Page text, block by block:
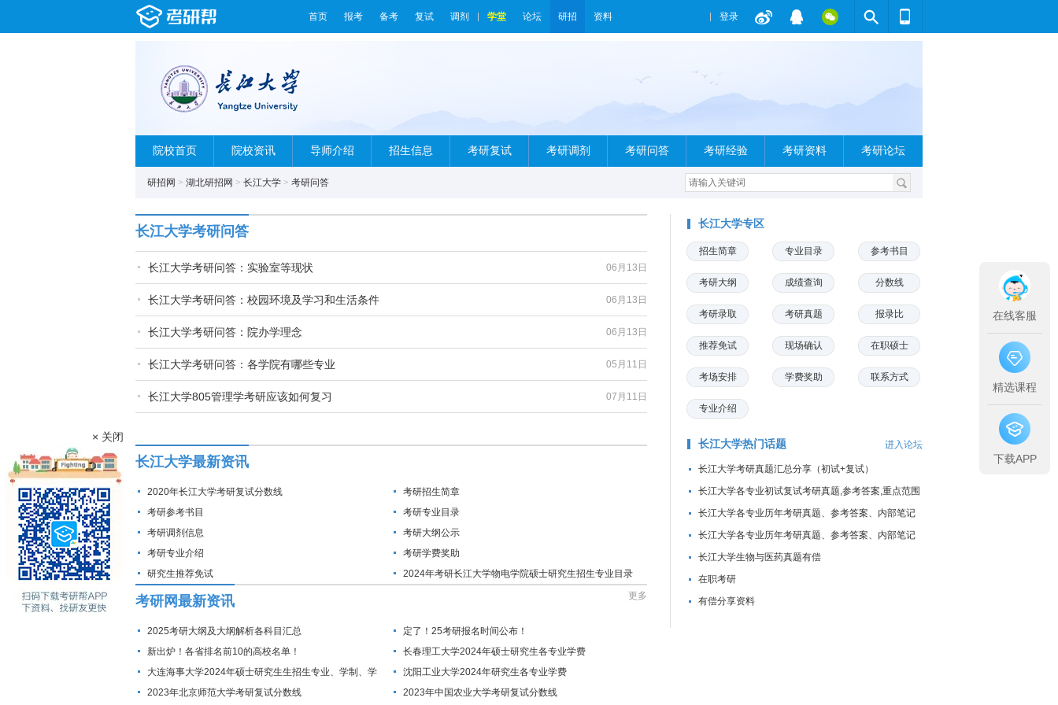
首页 报考 备考 复试 调剂 学堂 论坛 研招 资料 登录
院校首页 院校资讯 导师介绍 招生信息 考研复试 考研调剂 考研问答 考研经验 考研资料 考研论坛
研招网 > 湖北研招网 > 长江大学 > 考研问答
长江大学考研问答
06月13日
长江大学考研问答：实验室等现状
06月13日
长江大学考研问答：校园环境及学习和生活条件
06月13日
长江大学考研问答：院办学理念
05月11日
长江大学考研问答：各学院有哪些专业
07月11日
长江大学805管理学考研应该如何复习
长江大学最新资讯
2020年长江大学考研复试分数线
考研招生简章
考研参考书目
考研专业目录
考研调剂信息
考研大纲公示
考研专业介绍
考研学费奖助
研究生推荐免试
2024年考研长江大学物电学院硕士研究生招生专业目录
考研网最新资讯 更多
2025考研大纲及大纲解析各科目汇总
定了！25考研报名时间公布！
新出炉！各省排名前10的高校名单！
长春理工大学2024年硕士研究生各专业学费
大连海事大学2024年硕士研究生生招生专业、学制、学
费标准及拟招生人数
沈阳工业大学2024年研究生各专业学费
2023年北京师范大学考研复试分数线
2023年中国农业大学考研复试分数线
长江大学专区
招生简章 专业目录 参考书目
考研大纲 成绩查询 分数线
考研录取 考研真题 报录比
推荐免试 现场确认 在职硕士
考场安排 学费奖助 联系方式
专业介绍
长江大学热门话题 进入论坛
长江大学考研真题汇总分享（初试+复试）
长江大学各专业初试复试考研真题,参考答案,重点范围
长江大学各专业历年考研真题、参考答案、内部笔记
长江大学各专业历年考研真题、参考答案、内部笔记
长江大学生物与医药真题有偿
在职考研
有偿分享资料
× 关闭
在线客服
精选课程
下载APP